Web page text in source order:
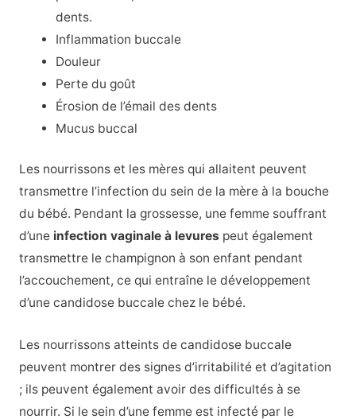
dents.
Inflammation buccale
Douleur
Perte du goût
Érosion de l’émail des dents
Mucus buccal
Les nourrissons et les mères qui allaitent peuvent
transmettre l’infection du sein de la mère à la bouche
du bébé. Pendant la grossesse, une femme souffrant
d’une infection vaginale à levures peut également
transmettre le champignon à son enfant pendant
l’accouchement, ce qui entraîne le développement
d’une candidose buccale chez le bébé.
Les nourrissons atteints de candidose buccale
peuvent montrer des signes d’irritabilité et d’agitation
; ils peuvent également avoir des difficultés à se
nourrir. Si le sein d’une femme est infecté par le